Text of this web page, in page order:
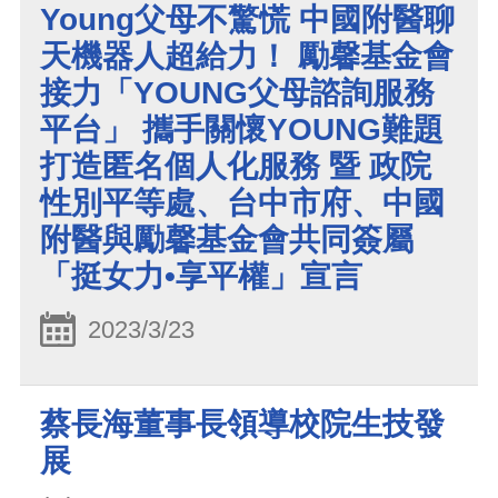
Young父母不驚慌 中國附醫聊
天機器人超給力！ 勵馨基金會
接力「YOUNG父母諮詢服務
平台」 攜手關懷YOUNG難題
打造匿名個人化服務 暨 政院
性別平等處、台中市府、中國
附醫與勵馨基金會共同簽屬
「挺女力•享平權」宣言
2023/3/23
蔡長海董事長領導校院生技發
展